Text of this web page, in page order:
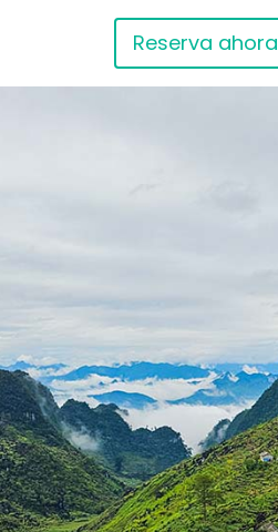
Reserva ahora